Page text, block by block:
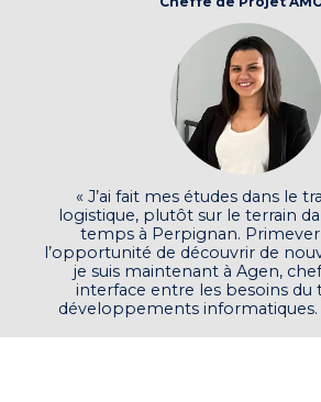
« J’ai fait mes études dans le
logistique, plutôt sur le terrain
temps à Perpignan. Primever
l’opportunité de découvrir de
je suis maintenant à Agen,
interface entre les besoins du
développements informatiques.